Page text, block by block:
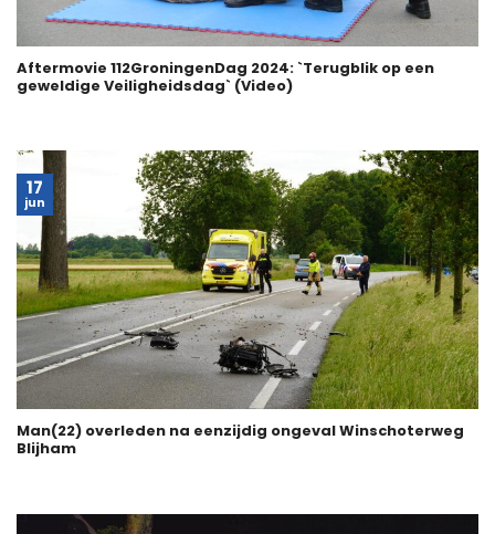
Aftermovie 112GroningenDag 2024: `Terugblik op een
geweldige Veiligheidsdag` (Video)
Man(22) overleden na eenzijdig ongeval Winschoterweg
Blijham
17
jun